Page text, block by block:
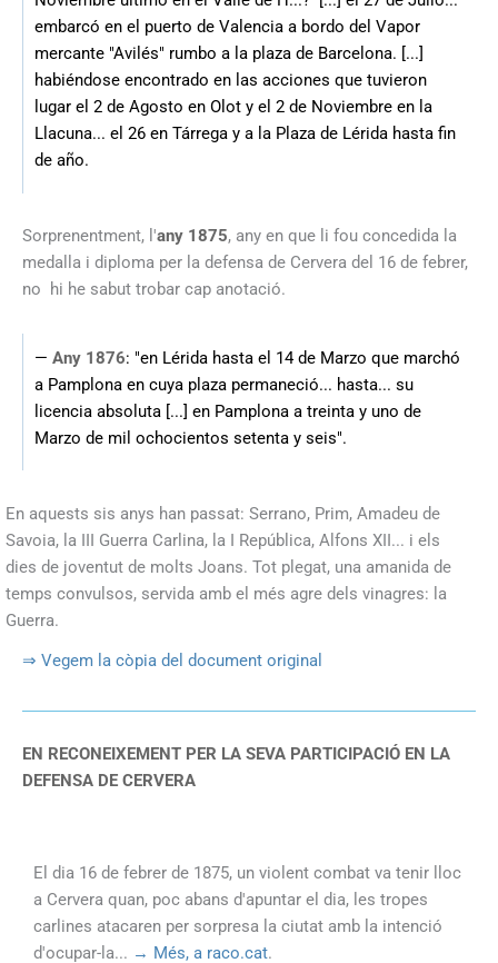
embarcó en el puerto de Valencia a bordo del Vapor
mercante "Avilés" rumbo a la plaza de Barcelona. [...]
habiéndose encontrado en las acciones que tuvieron
lugar el 2 de Agosto en Olot y el 2 de Noviembre en la
Llacuna... el 26 en Tárrega y a la Plaza de Lérida hasta fin
de año.
Sorprenentment, l'any 1875, any en que li fou concedida la
medalla i diploma per la defensa de Cervera del 16 de febrer,
no hi he sabut trobar cap anotació.
— Any 1876: "en Lérida hasta el 14 de Marzo que marchó
a Pamplona en cuya plaza permaneció... hasta... su
licencia absoluta [...] en Pamplona a treinta y uno de
Marzo de mil ochocientos setenta y seis".
En aquests sis anys han passat: Serrano, Prim, Amadeu de
Savoia, la III Guerra Carlina, la I República, Alfons XII... i els
dies de joventut de molts Joans. Tot plegat, una amanida de
temps convulsos, servida amb el més agre dels vinagres: la
Guerra.
⇒ Vegem la còpia del document original
EN RECONEIXEMENT PER LA SEVA PARTICIPACIÓ EN LA
DEFENSA DE CERVERA
El dia 16 de febrer de 1875, un violent combat va tenir lloc
a Cervera quan, poc abans d'apuntar el dia, les tropes
carlines atacaren per sorpresa la ciutat amb la intenció
d'ocupar-la... → Més, a raco.cat.